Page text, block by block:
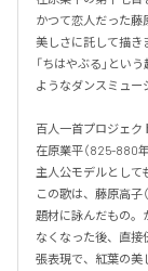
かつて恋人だった藤
美しさに託して描き
「ちはやぶる」とい
ようなダンスミュー
百人一首プロジェク
在原業平（825-880
主人公モデルとして
この歌は、藤原高子
題材に詠んだもの。
なくなった後、直接
張表現で、紅葉の美